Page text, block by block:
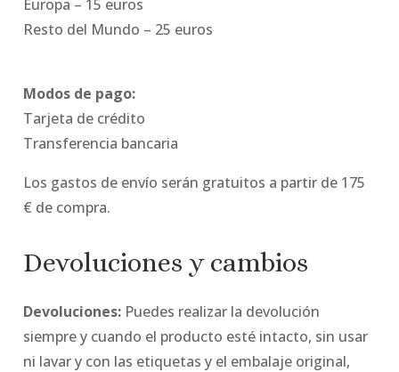
Europa – 15 euros
Resto del Mundo – 25 euros
Modos de pago:
Tarjeta de crédito
Transferencia bancaria
Los gastos de envío serán gratuitos a partir de 175
€ de compra.
Devoluciones y cambios
Devoluciones: Puedes realizar la devolución
siempre y cuando el producto esté intacto, sin usar
ni lavar y con las etiquetas y el embalaje original,